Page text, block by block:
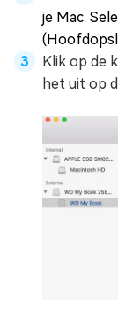
je Mac.
Klik op de
het uit op